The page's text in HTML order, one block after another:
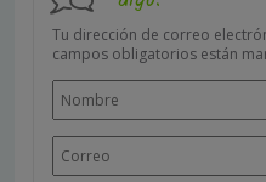
Tu dirección de correo
campos obligatorios están